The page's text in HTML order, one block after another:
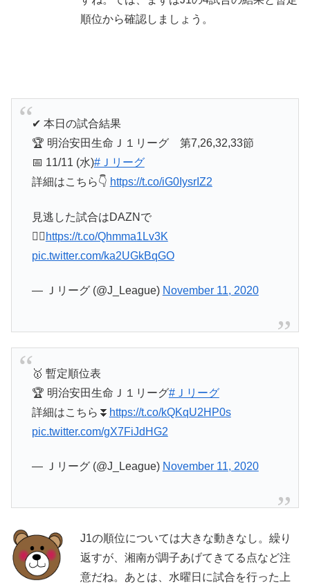
順位から確認しましょう。
✔︎ 本日の試合結果
🏆 明治安田生命Ｊ１リーグ 第7,26,32,33節
📅 11/11 (水)#Ｊリーグ
詳細はこちら👇 https://t.co/iG0IysrIZ2
見逃した試合はDAZNで
💁‍♀️ https://t.co/Qhmma1Lv3K
pic.twitter.com/ka2UGkBqGO
— Ｊリーグ (@J_League) November 11, 2020
🥇 暫定順位表
🏆 明治安田生命Ｊ１リーグ#Ｊリーグ
詳細はこちら⏬ https://t.co/kQKqU2HP0s
pic.twitter.com/gX7FiJdHG2
— Ｊリーグ (@J_League) November 11, 2020
J1の順位については大きな動きなし。繰り
返すが、湘南が調子あげてきてる点など注
意だね。あとは、水曜日に試合を行った上